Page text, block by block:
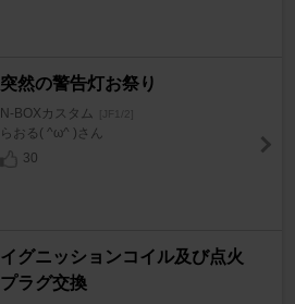
突然の警告灯お祭り
N-BOXカスタム [JF1/2]
らおる( ^ω^ )さん
30
イグニッションコイル及び点火
プラグ交換